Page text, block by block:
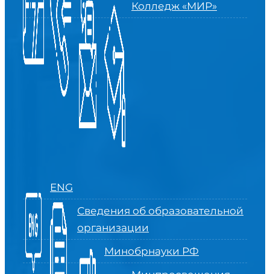
Колледж «МИР»
ENG
Сведения об образовательной
организации
Минобрнауки РФ